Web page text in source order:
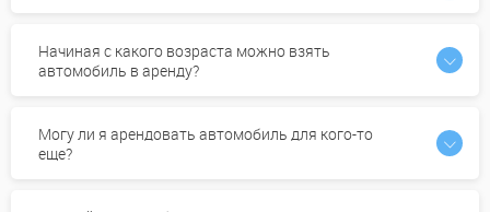
Начиная с какого возраста можно взять
автомобиль в аренду?
Могу ли я арендовать автомобиль для кого-то
еще?